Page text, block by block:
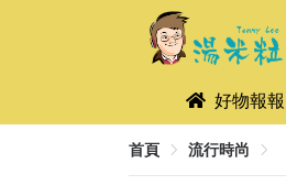
好物報報
首頁 流行時尚